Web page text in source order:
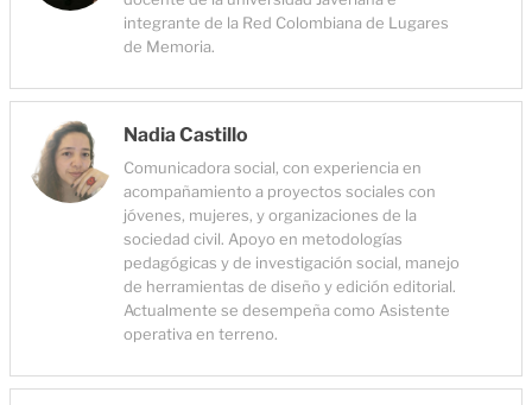
integrante de la Red Colombiana de Lugares
de Memoria.
Nadia Castillo
Comunicadora social, con experiencia en
acompañamiento a proyectos sociales con
jóvenes, mujeres, y organizaciones de la
sociedad civil. Apoyo en metodologías
pedagógicas y de investigación social, manejo
de herramientas de diseño y edición editorial.
Actualmente se desempeña como Asistente
operativa en terreno.